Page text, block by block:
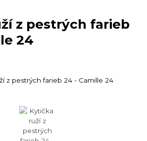
z pestrých farieb
24